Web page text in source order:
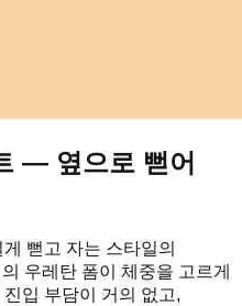
— 옆으로 뻗어
뻗고 자는 스타일의
우레탄 폼이 체중을 고르게
입 부담이 거의 없고,